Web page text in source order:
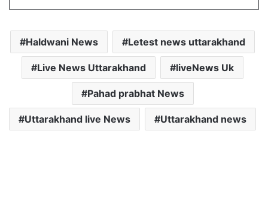
Haldwani News Letest news uttarakhand
Live News Uttarakhand liveNews Uk
Pahad prabhat News
Uttarakhand live News Uttarakhand news